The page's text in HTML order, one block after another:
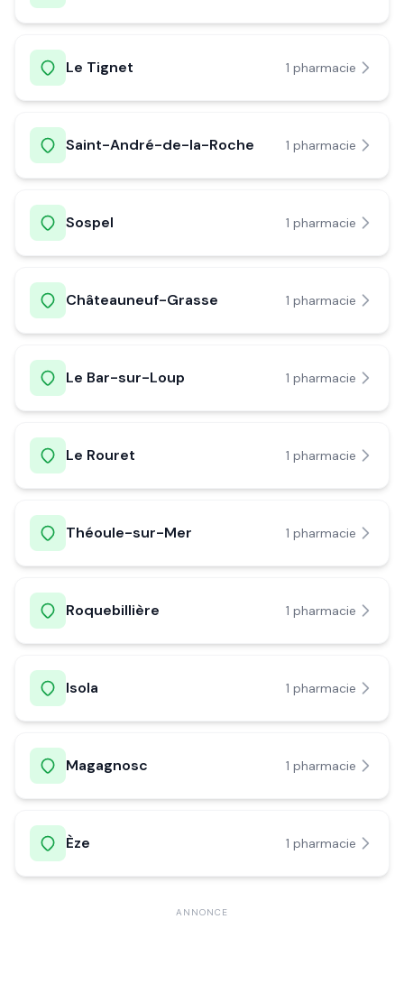
Le Tignet 1 pharmacie
Saint-André-de-la-Roche 1 pharmacie
Sospel 1 pharmacie
Châteauneuf-Grasse 1 pharmacie
Le Bar-sur-Loup 1 pharmacie
Le Rouret 1 pharmacie
Théoule-sur-Mer 1 pharmacie
Roquebillière 1 pharmacie
Isola 1 pharmacie
Magagnosc 1 pharmacie
Èze 1 pharmacie
ANNONCE